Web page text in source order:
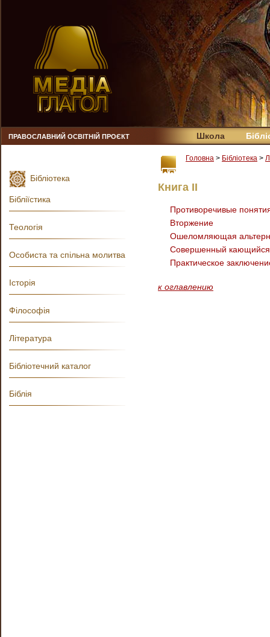
ПРАВОСЛАВНИЙ ОСВІТНІЙ ПРОЄКТ Школа
Головна > Бібліотека >
Книга II
Противоречивые
Вторжение
Ошеломляющая
Совершенный кающийся
Практическое
к оглавлению
Бібліотека
Бібліїстика
Теологія
Особиста та спільна молитва
Історія
Філософія
Література
Бібліотечний каталог
Біблія